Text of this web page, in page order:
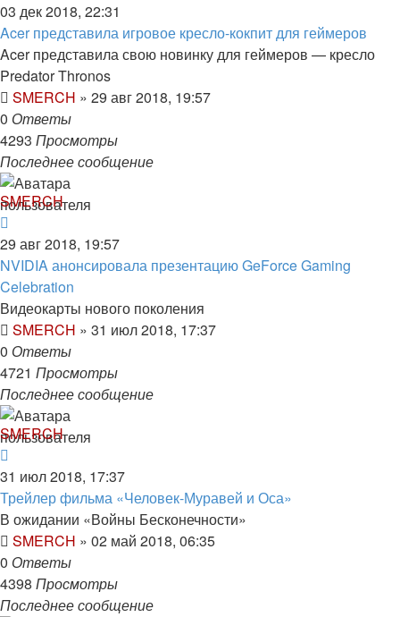
03 дек 2018, 22:31
Acer представила игровое кресло-кокпит для геймеров
Acer представила свою новинку для геймеров — кресло
Predator Thronos
SMERCH » 29 авг 2018, 19:57
0 Ответы
4293 Просмотры
Последнее сообщение
SMERCH
29 авг 2018, 19:57
NVIDIA анонсировала презентацию GeForce Gaming
Celebration
Видеокарты нового поколения
SMERCH » 31 июл 2018, 17:37
0 Ответы
4721 Просмотры
Последнее сообщение
SMERCH
31 июл 2018, 17:37
Трейлер фильма «Человек-Муравей и Оса»
В ожидании «Войны Бесконечности»
SMERCH » 02 май 2018, 06:35
0 Ответы
4398 Просмотры
Последнее сообщение